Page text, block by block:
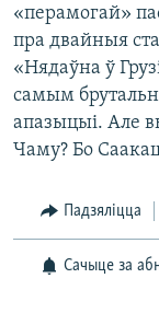
«перамогай»
пра двайныя
«Нядаўна ў
самым
апазыцыі. Але
Чаму? Бо
Падзяліцца
Сачыце за